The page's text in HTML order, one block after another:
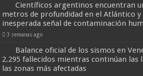
Científicos argentinos encuentran
metros de profundidad en el Atlántico y
inesperada señal de contaminación
3 semanas ago
Balance oficial de los sismos en
2.295 fallecidos mientras continúan las
las zonas más afectadas